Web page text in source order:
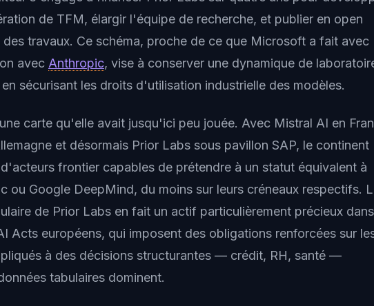
de TFM, élargir l'équipe de recherche, et publier en open
des travaux. Ce schéma, proche de ce que Microsoft a fait avec
avec Anthropic, vise à conserver une dynamique de
sécurisant les droits d'utilisation industrielle des modèles.
carte qu'elle avait jusqu'ici peu jouée. Avec Mistral AI en
et désormais Prior Labs sous pavillon SAP, le continent
frontier capables de prétendre à un statut équivalent à
ou Google DeepMind, du moins sur leurs créneaux respectifs.
de Prior Labs en fait un actif particulièrement précieux
Acts européens, qui imposent des obligations renforcées sur
à des décisions structurantes — crédit, RH, santé —
tabulaires dominent.